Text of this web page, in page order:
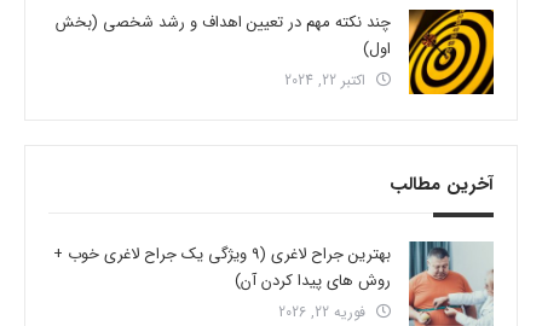
چند نکته مهم در تعیین اهداف و رشد شخصی (بخش
اول)
اکتبر 22, 2024
آخرین مطالب
بهترین جراح لاغری (9 ویژگی یک جراح لاغری خوب +
روش های پیدا کردن آن)
فوریه 22, 2026